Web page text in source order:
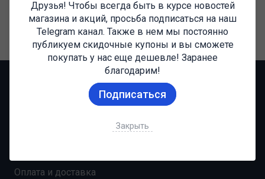
Друзья! Чтобы всегда быть в курсе новостей
магазина и акций, просьба подписаться на наш
Telegram канал. Также в нем мы постоянно
публикуем скидочные купоны и вы сможете
покупать у нас еще дешевле! Заранее
благодарим!
Подписаться
Закрыть
1
Оплата и доставка